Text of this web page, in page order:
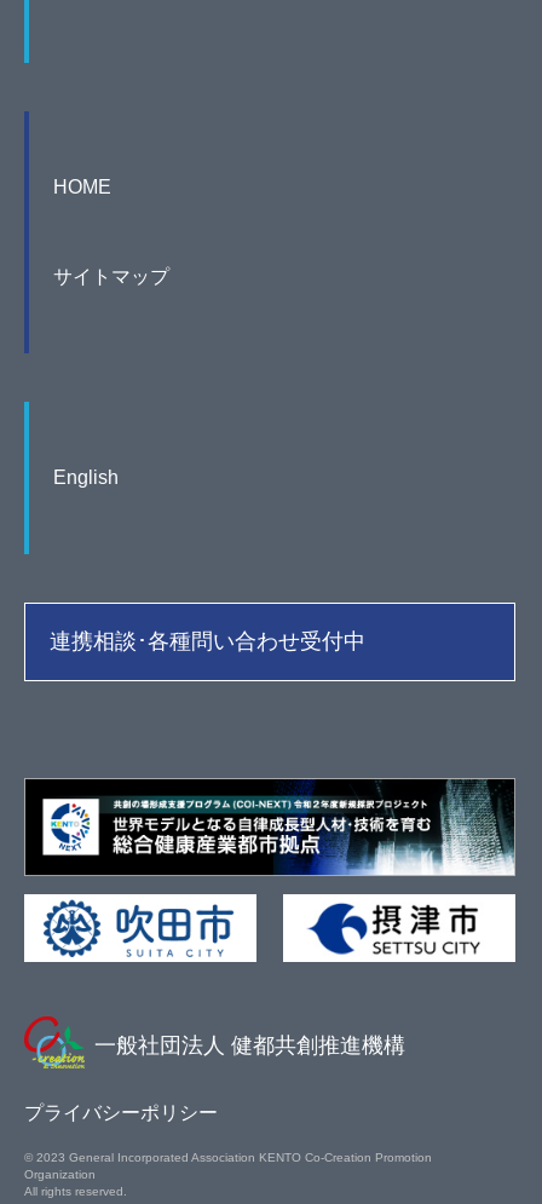
HOME
サイトマップ
English
連携相談･各種問い合わせ受付中
一般社団法人 健都共創推進機構
プライバシーポリシー
© 2023 General Incorporated Association KENTO Co-Creation Promotion
Organization
All rights reserved.